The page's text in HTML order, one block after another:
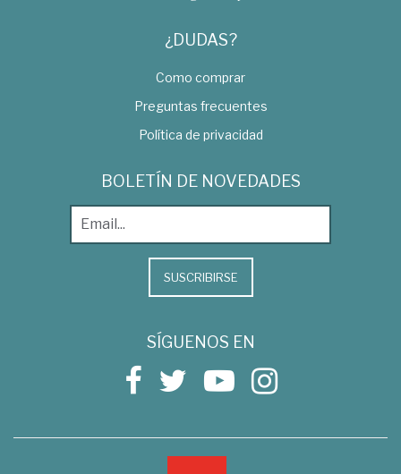
¿DUDAS?
Como comprar
Preguntas frecuentes
Política de privacidad
BOLETÍN DE NOVEDADES
SUSCRIBIRSE
SÍGUENOS EN